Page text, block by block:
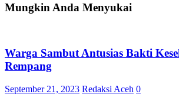
Mungkin Anda Menyukai
Warga Sambut Antusias Bakti
Rempang
September 21, 2023 Redaksi Aceh 0